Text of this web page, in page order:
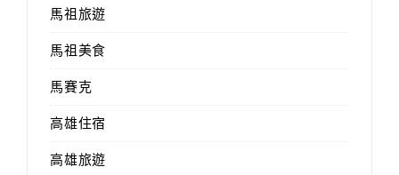
馬祖旅遊
馬祖美食
馬賽克
高雄住宿
高雄旅遊